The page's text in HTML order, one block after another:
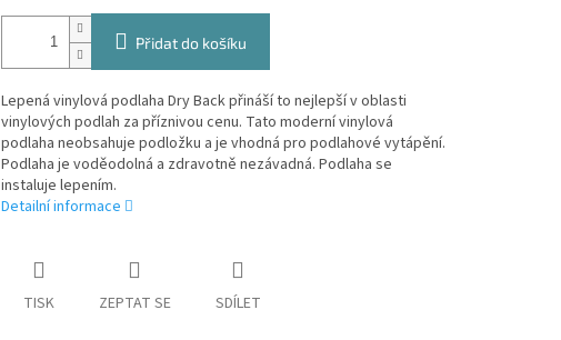
Přidat do košíku
Lepená vinylová podlaha Dry Back přináší to nejlepší v oblasti
vinylových podlah za příznivou cenu. Tato moderní vinylová
podlaha neobsahuje podložku a je vhodná pro podlahové vytápění.
Podlaha je voděodolná a zdravotně nezávadná. Podlaha se
instaluje lepením.
Detailní informace
TISK ZEPTAT SE SDÍLET